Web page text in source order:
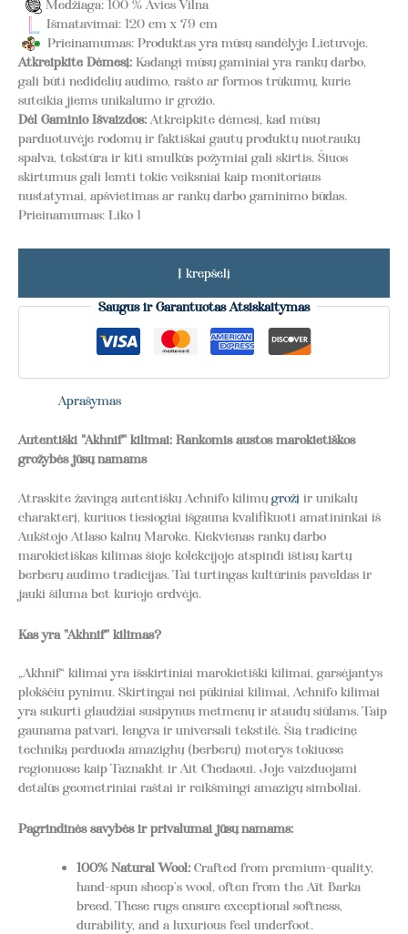
Medžiaga: 100 % Avies Vilna
Išmatavimai: 120 cm x 79 cm
Prieinamumas: Produktas yra mūsų sandėlyje Lietuvoje.
Atkreipkite Dėmesį: Kadangi mūsų gaminiai yra rankų darbo,
gali būti nedidelių audimo, rašto ar formos trūkumų, kurie
suteikia jiems unikalumo ir grožio.
Dėl Gaminio Išvaizdos: Atkreipkite dėmesį, kad mūsų
parduotuvėje rodomų ir faktiškai gautų produktų nuotraukų
spalva, tekstūra ir kiti smulkūs požymiai gali skirtis. Šiuos
skirtumus gali lemti tokie veiksniai kaip monitoriaus
nustatymai, apšvietimas ar rankų darbo gaminimo būdas.
Prieinamumas: Liko 1
Į krepšelį
Saugus ir Garantuotas Atsiskaitymas
Aprašymas
Autentiški "Akhnif" kilimai: Rankomis austos marokietiškos
grožybės jūsų namams
Atraskite žavingą autentiškų Achnifo kilimųgrožį ir unikalų
charakterį, kuriuos tiesiogiai išgauna kvalifikuoti amatininkai iš
Aukštojo Atlaso kalnų Maroke. Kiekvienas rankų darbo
marokietiškas kilimas šioje kolekcijoje atspindi ištisų kartų
berberų audimo tradicijas. Tai turtingas kultūrinis paveldas ir
jauki šiluma bet kurioje erdvėje.
Kas yra "Akhnif" kilimas?
„Akhnif“ kilimai yra išskirtiniai marokietiški kilimai, garsėjantys
plokščiu pynimu. Skirtingai nei pūkiniai kilimai, Achnifo kilimai
yra sukurti glaudžiai susipynus metmenų ir ataudų siūlams. Taip
gaunama patvari, lengva ir universali tekstilė. Šią tradicinę
techniką perduoda amazighų (berberų) moterys tokiuose
regionuose kaip Taznakht ir Ait Chedaoui. Joje vaizduojami
detalūs geometriniai raštai ir reikšmingi amazigų simboliai.
Pagrindinės savybės ir privalumai jūsų namams:
100% Natural Wool:Crafted from premium-quality,
hand-spun sheep’s wool, often from the Aït Barka
breed. These rugs ensure exceptional softness,
durability, and a luxurious feel underfoot.